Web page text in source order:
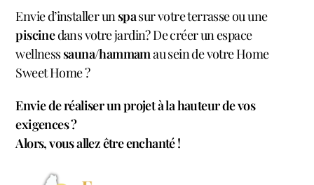
Envie d’installer unspasur votre terrasse ou une
piscinedans votre jardin? De créer un espace
wellnesssauna/hammamau sein de votre Home
Sweet Home ?
Envie de réaliser un projet à la hauteur de vos
exigences ?
Alors, vous allez être enchanté !